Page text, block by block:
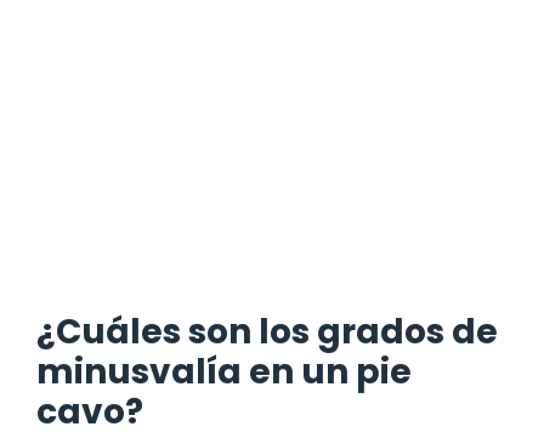
¿Cuáles son los grados de
minusvalía en un pie
cavo?